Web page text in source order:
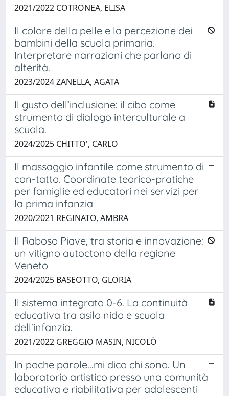
2021/2022 COTRONEA, ELISA
Il colore della pelle e la percezione dei
bambini della scuola primaria.
Interpretare narrazioni che parlano di
alterità.
2023/2024 ZANELLA, AGATA
Il gusto dell’inclusione: il cibo come
strumento di dialogo interculturale a
scuola.
2024/2025 CHITTO', CARLO
Il massaggio infantile come strumento di
con-tatto. Coordinate teorico-pratiche
per famiglie ed educatori nei servizi per
la prima infanzia
2020/2021 REGINATO, AMBRA
Il Raboso Piave, tra storia e innovazione:
un vitigno autoctono della regione
Veneto
2024/2025 BASEOTTO, GLORIA
Il sistema integrato 0-6. La continuità
educativa tra asilo nido e scuola
dell'infanzia.
2021/2022 GREGGIO MASIN, NICOLÒ
In poche parole...mi dico chi sono. Un
laboratorio artistico presso una comunità
educativa e riabilitativa per adolescenti